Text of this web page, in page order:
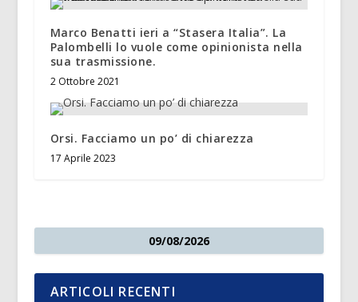
Marco Benatti ieri a “Stasera Italia”. La
Palombelli lo vuole come opinionista nella
sua trasmissione.
2 Ottobre 2021
Orsi. Facciamo un po’ di chiarezza
17 Aprile 2023
09/08/2026
ARTICOLI RECENTI